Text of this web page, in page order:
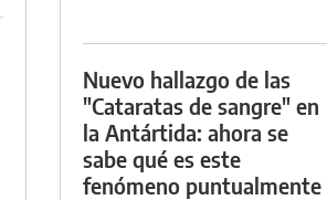
Nuevo hallazgo de las
"Cataratas de sangre" en
la Antártida: ahora se
sabe qué es este
fenómeno puntualmente